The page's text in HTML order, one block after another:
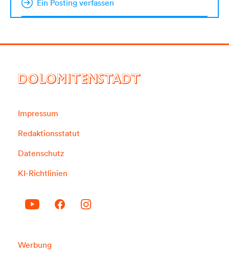
Ein Posting verfassen
DOLOMITENSTADT
Impressum
Redaktionsstatut
Datenschutz
KI-Richtlinien
Werbung